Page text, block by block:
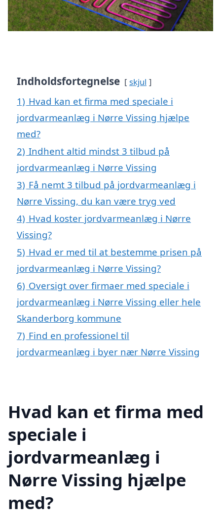
Indholdsfortegnelse skjul
1) Hvad kan et firma med speciale i
jordvarmeanlæg i Nørre Vissing hjælpe
med?
2) Indhent altid mindst 3 tilbud på
jordvarmeanlæg i Nørre Vissing
3) Få nemt 3 tilbud på jordvarmeanlæg i
Nørre Vissing, du kan være tryg ved
4) Hvad koster jordvarmeanlæg i Nørre
Vissing?
5) Hvad er med til at bestemme prisen på
jordvarmeanlæg i Nørre Vissing?
6) Oversigt over firmaer med speciale i
jordvarmeanlæg i Nørre Vissing eller hele
Skanderborg kommune
7) Find en professionel til
jordvarmeanlæg i byer nær Nørre Vissing
Hvad kan et firma med
speciale i
jordvarmeanlæg i
Nørre Vissing hjælpe
med?